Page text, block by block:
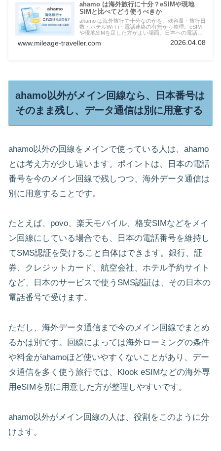
ahamo は海外旅行に十分？eSIMや現地
SIMと比べてどう使うべきか
ahamo は海外旅行で十分なのかを、残容量・旅行日
数・ホテルWi-Fi・電話連絡の有無から整理。eSIM
や現地SIMを足した方がよい場面、日本への電話連
見直したい点もまとめています。
www.mileage-traveller.com 2026.04.08
ahamo以外がメイン回線なら、日本番号は
そのまま残し、データ通信は別に用意する
ahamo以外の回線をメインで使っている人は、ahamo
とは考え方が少し違います。ポイントは、日本の電話
番号を今のメイン回線で残しつつ、海外データ通信は
別に用意することです。
たとえば、povo、楽天モバイル、格安SIMなどをメイ
ン回線にしている場合でも、日本の電話番号を維持し
てSMS認証を受けること自体はできます。銀行、証
券、クレジットカード、航空会社、ホテル予約サイト
など、日本のサービスで使うSMS認証は、その日本の
電話番号で受けます。
ただし、海外データ通信まで今のメイン回線でまとめ
るかは別です。回線によっては海外ローミングの条件
や料金がahamoほど使いやすくないことがあり、デー
タ通信を多く使う旅行では、Klook eSIMなどの海外専
用eSIMを別に用意した方が整理しやすいです。
ahamo以外がメイン回線の人は、役割をこのように分
けます。